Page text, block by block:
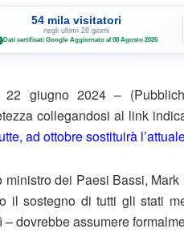
54 mila visitatori
negli ultimi 28 giorni
Dati certificati Google·Aggiornato al 08 Agosto 2026
22 giugno 2024 –
collegandosi al link
ad ottobre sostituirà
ministro dei Paesi Bassi,
il sostegno di tutti gli stati
– dovrebbe assumere